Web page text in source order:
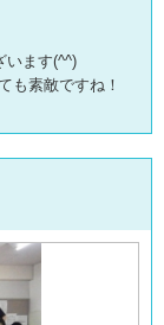
います(^^)
も素敵ですね！